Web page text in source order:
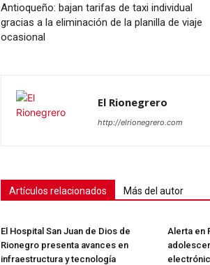
Antioqueño: bajan tarifas de taxi individual
gracias a la eliminación de la planilla de viaje
ocasional
El Rionegrero
http://elrionegrero.com
Artículos relacionados Más del autor
El Hospital San Juan de Dios de
Rionegro presenta avances en
infraestructura y tecnología
Alerta en